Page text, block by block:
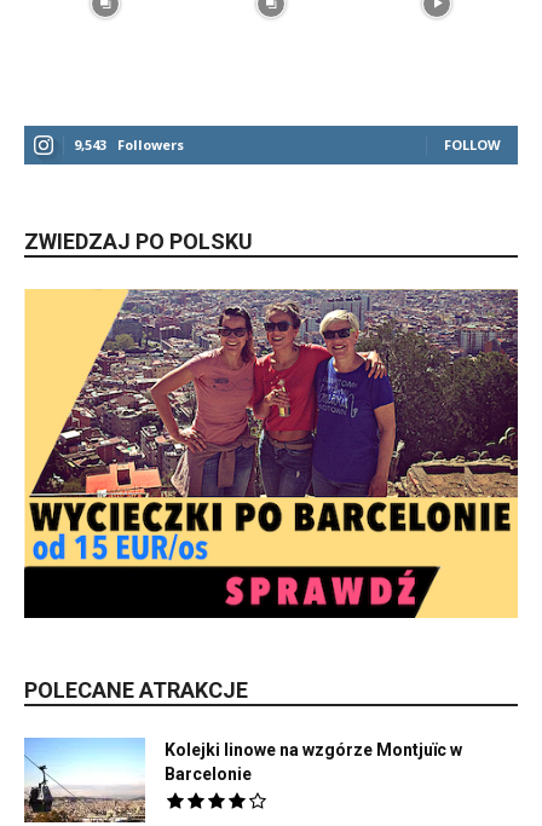
9,543 Followers FOLLOW
ZWIEDZAJ PO POLSKU
POLECANE ATRAKCJE
Kolejki linowe na wzgórze Montjuïc w
Barcelonie